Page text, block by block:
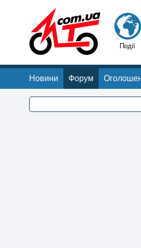
Події
Новини Форум